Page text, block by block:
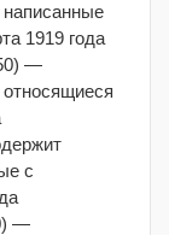
1919 года
—
с
—